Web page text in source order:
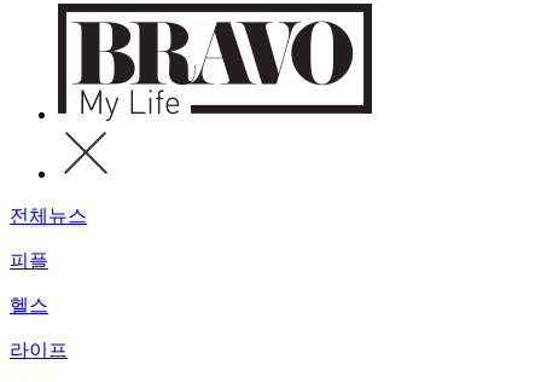
전체뉴스
피플
헬스
라이프